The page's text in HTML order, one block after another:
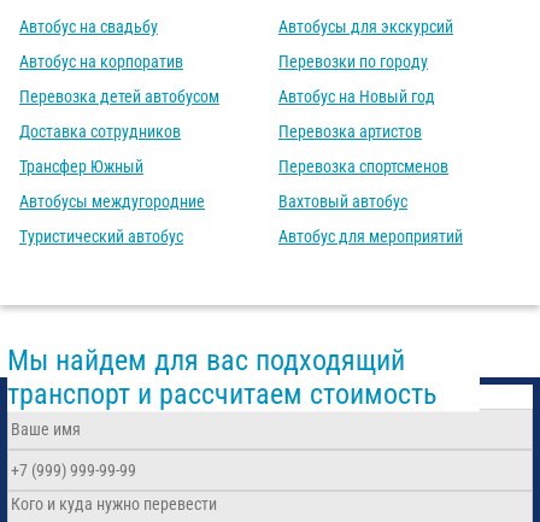
Автобус на свадьбу
Автобус на корпоратив
Перевозка детей автобусом
Доставка сотрудников
Трансфер Южный
Автобусы междугородние
Туристический автобус
Автобусы для экскурсий
Перевозки по городу
Автобус на Новый год
Перевозка артистов
Перевозка спортсменов
Вахтовый автобус
Автобус для мероприятий
Мы найдем для вас подходящий
транспорт и рассчитаем стоимость